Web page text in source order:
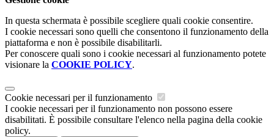
In questa schermata è possibile scegliere quali cookie consentire.
I cookie necessari sono quelli che consentono il funzionamento della
piattaforma e non è possibile disabilitarli.
Per conoscere quali sono i cookie necessari al funzionamento potete
visionare la COOKIE POLICY.
Cookie necessari per il funzionamento
I cookie necessari per il funzionamento non possono essere
disabilitati. È possibile consultare l'elenco nella pagina della cookie
policy.